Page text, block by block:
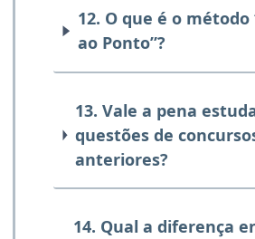
12. O que é o método
ao Ponto”?
13. Vale a pena
questões de
anteriores?
14. Qual a diferença